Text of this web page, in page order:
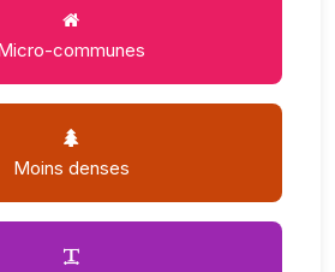
communes
Moins denses